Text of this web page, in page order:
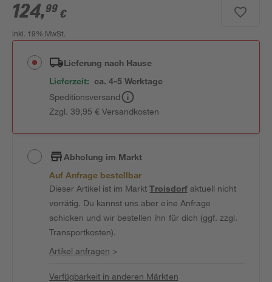
124,99 €
inkl. 19% MwSt.
Lieferung nach Hause
Lieferzeit: ca. 4-5 Werktage
Speditionsversand
Zzgl. 39,95 € Versandkosten
Abholung im Markt
Auf Anfrage bestellbar
Dieser Artikel ist im MarktTroisdorfaktuell nicht
vorrätig. Du kannst uns aber eine Anfrage
schicken und wir bestellen ihn für dich (ggf. zzgl.
Transportkosten).
Artikel anfragen >
Verfügbarkeit in anderen Märkten